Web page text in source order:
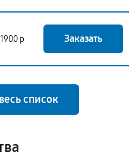
1900 р Заказать
список